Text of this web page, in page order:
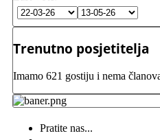
Trenutno posjetitelja
Imamo 621 gostiju i nema
Pratite nas...